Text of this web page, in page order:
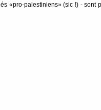
«pro-palestiniens» (sic !) - sont